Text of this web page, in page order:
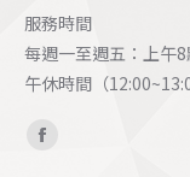
服務時間
每週一至週五：上午
午休時間（
Find us on:
Facebook